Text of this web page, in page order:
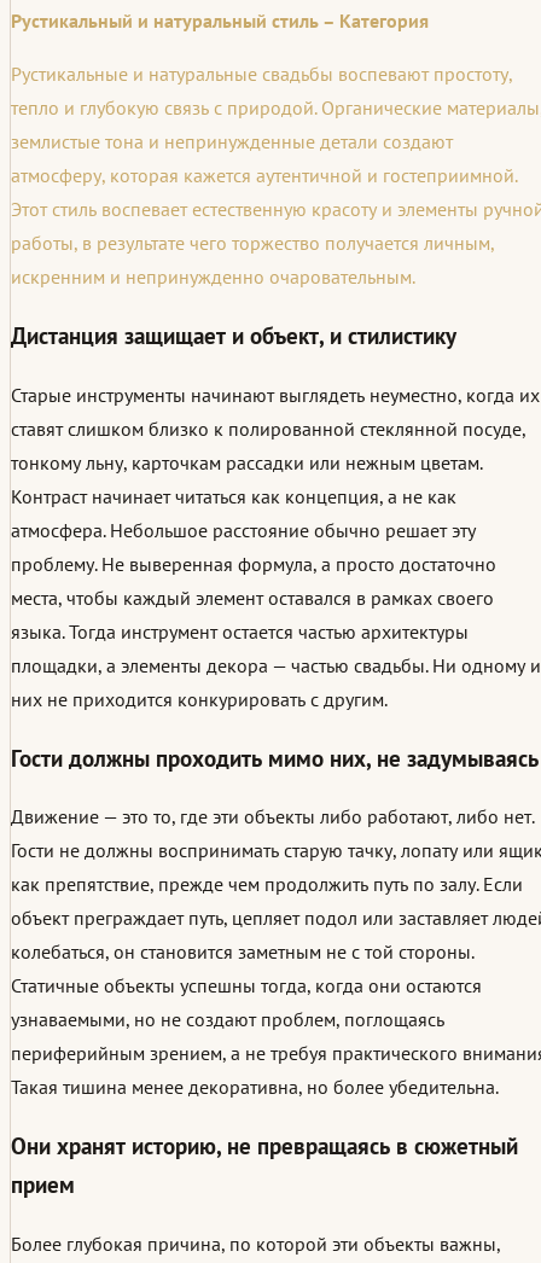
Рустикальный и натуральный стиль – Категория
Рустикальные и натуральные свадьбы воспевают простоту,
тепло и глубокую связь с природой. Органические
землистые тона и непринужденные детали создают
атмосферу, которая кажется аутентичной и гостеприимной.
Этот стиль воспевает естественную красоту и элементы
работы, в результате чего торжество получается личным,
искренним и непринужденно очаровательным.
Дистанция защищает и объект, и стилистику
Старые инструменты начинают выглядеть неуместно, когда их
ставят слишком близко к полированной стеклянной посуде,
тонкому льну, карточкам рассадки или нежным цветам.
Контраст начинает читаться как концепция, а не как
атмосфера. Небольшое расстояние обычно решает эту
проблему. Не выверенная формула, а просто достаточно
места, чтобы каждый элемент оставался в рамках своего
языка. Тогда инструмент остается частью архитектуры
площадки, а элементы декора — частью свадьбы. Ни одному
них не приходится конкурировать с другим.
Гости должны проходить мимо них, не задумываясь
Движение — это то, где эти объекты либо работают, либо нет.
Гости не должны воспринимать старую тачку, лопату или
как препятствие, прежде чем продолжить путь по залу. Если
объект преграждает путь, цепляет подол или заставляет
колебаться, он становится заметным не с той стороны.
Статичные объекты успешны тогда, когда они остаются
узнаваемыми, но не создают проблем, поглощаясь
периферийным зрением, а не требуя практического
Такая тишина менее декоративна, но более убедительна.
Они хранят историю, не превращаясь в сюжетный
прием
Более глубокая причина, по которой эти объекты важны,